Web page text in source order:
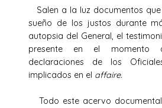
Salen a la luz documentos
sueño de los justos durante
autopsia del General, el
presente en el momento
declaraciones de los
implicados en el affaire.
Todo este acervo